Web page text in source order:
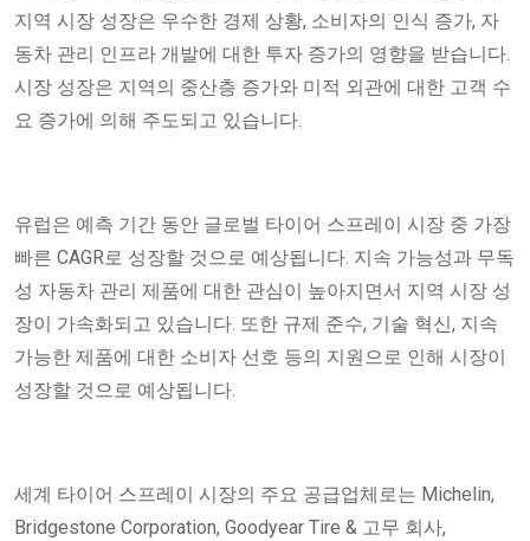
지역 시장 성장은 우수한 경제 상황, 소비자의 인식 증가, 자
동차 관리 인프라 개발에 대한 투자 증가의 영향을 받습니다.
시장 성장은 지역의 중산층 증가와 미적 외관에 대한 고객 수
요 증가에 의해 주도되고 있습니다.
유럽은 예측 기간 동안 글로벌 타이어 스프레이 시장 중 가장
빠른 CAGR로 성장할 것으로 예상됩니다. 지속 가능성과 무독
성 자동차 관리 제품에 대한 관심이 높아지면서 지역 시장 성
장이 가속화되고 있습니다. 또한 규제 준수, 기술 혁신, 지속
가능한 제품에 대한 소비자 선호 등의 지원으로 인해 시장이
성장할 것으로 예상됩니다.
세계 타이어 스프레이 시장의 주요 공급업체로는 Michelin,
Bridgestone Corporation, Goodyear Tire & 고무 회사,